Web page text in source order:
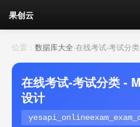
果创云
数据表单
API接口
云存储
位置： 数据库大全›在线考试-考试分类
在线考试-考试分类 -
设计